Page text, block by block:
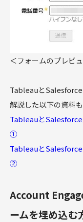
＜フォームのプレビ
TableauとSalesforce
解説した以下の資料
TableauとSalesforce
①
TableauとSalesforce
②
Account
ームを埋め込む